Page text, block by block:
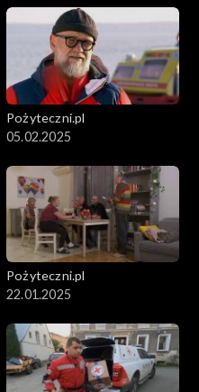
Pożyteczni.pl
05.02.2025
Pożyteczni.pl
22.01.2025